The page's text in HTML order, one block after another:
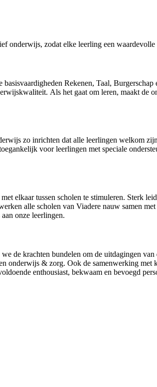
onderwijs, zodat elke leerling een
Rekenen, Taal,
Als het gaat om leren, maakt
zo inrichten dat alle leerlingen welkom
voor leerlingen met speciale
elkaar tussen scholen te stimuleren. Sterk
alle scholen van Viadere nauw samen
onze leerlingen.
de krachten bundelen om de uitdagingen
onderwijs & zorg. Ook de samenwerking
enthousiast, bekwaam en bevoegd